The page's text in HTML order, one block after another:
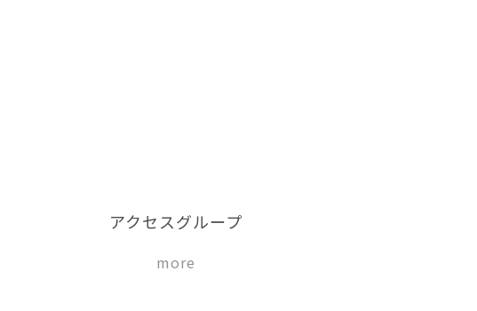
アクセスグループ
more